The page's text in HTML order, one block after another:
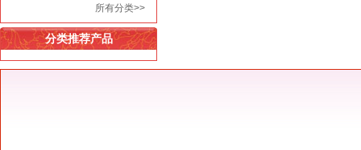
所有分类>>
分类推荐产品